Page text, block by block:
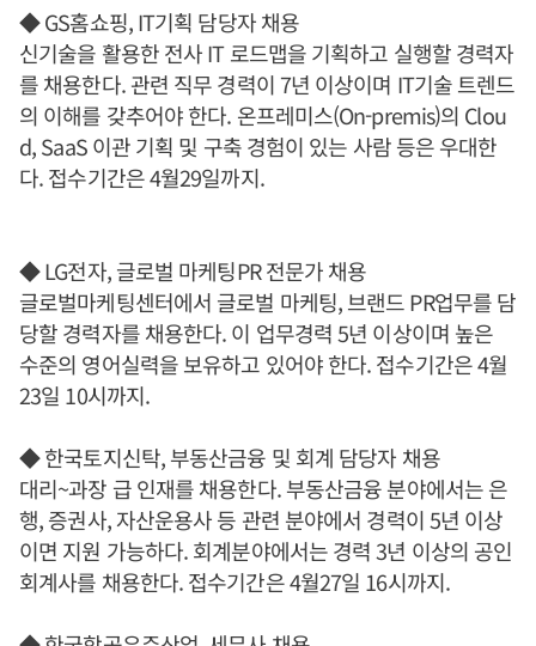
◆ GS홈쇼핑, IT기획 담당자 채용
신기술을 활용한 전사 IT 로드맵을 기획하고 실행할 경력자
를 채용한다. 관련 직무 경력이 7년 이상이며 IT기술 트렌드
의 이해를 갖추어야 한다. 온프레미스(On-premis)의 Clou
d, SaaS 이관 기획 및 구축 경험이 있는 사람 등은 우대한
다. 접수기간은 4월29일까지.
◆ LG전자, 글로벌 마케팅PR 전문가 채용
글로벌마케팅센터에서 글로벌 마케팅, 브랜드 PR업무를 담
당할 경력자를 채용한다. 이 업무경력 5년 이상이며 높은
수준의 영어실력을 보유하고 있어야 한다. 접수기간은 4월
23일 10시까지.
◆ 한국토지신탁, 부동산금융 및 회계 담당자 채용
대리~과장 급 인재를 채용한다. 부동산금융 분야에서는 은
행, 증권사, 자산운용사 등 관련 분야에서 경력이 5년 이상
이면 지원 가능하다. 회계분야에서는 경력 3년 이상의 공인
회계사를 채용한다. 접수기간은 4월27일 16시까지.